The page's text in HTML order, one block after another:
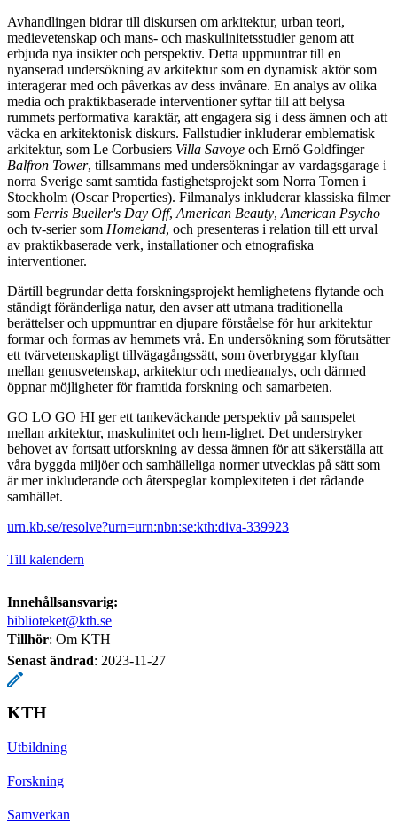
Avhandlingen bidrar till diskursen om arkitektur, urban teori,
medievetenskap och mans- och maskulinitetsstudier genom att
erbjuda nya insikter och perspektiv. Detta uppmuntrar till en
nyanserad undersökning av arkitektur som en dynamisk aktör som
interagerar med och påverkas av dess invånare. En analys av olika
media och praktikbaserade interventioner syftar till att belysa
rummets performativa karaktär, att engagera sig i dess ämnen och att
väcka en arkitektonisk diskurs. Fallstudier inkluderar emblematisk
arkitektur, som Le Corbusiers Villa Savoye och Ernő Goldfinger
Balfron Tower, tillsammans med undersökningar av vardagsgarage i
norra Sverige samt samtida fastighetsprojekt som Norra Tornen i
Stockholm (Oscar Properties). Filmanalys inkluderar klassiska filmer
som Ferris Bueller's Day Off, American Beauty, American Psycho
och tv-serier som Homeland, och presenteras i relation till ett urval
av praktikbaserade verk, installationer och etnografiska
interventioner.
Därtill begrundar detta forskningsprojekt hemlighetens flytande och
ständigt föränderliga natur, den avser att utmana traditionella
berättelser och uppmuntrar en djupare förståelse för hur arkitektur
formar och formas av hemmets vrå. En undersökning som förutsätter
ett tvärvetenskapligt tillvägagångssätt, som överbryggar klyftan
mellan genusvetenskap, arkitektur och medieanalys, och därmed
öppnar möjligheter för framtida forskning och samarbeten.
GO LO GO HI ger ett tankeväckande perspektiv på samspelet
mellan arkitektur, maskulinitet och hem-lighet. Det understryker
behovet av fortsatt utforskning av dessa ämnen för att säkerställa att
våra byggda miljöer och samhälleliga normer utvecklas på sätt som
är mer inkluderande och återspeglar komplexiteten i det rådande
samhället.
urn.kb.se/resolve?urn=urn:nbn:se:kth:diva-339923
Till kalendern
Innehållsansvarig:
biblioteket@kth.se
Tillhör: Om KTH
Senast ändrad: 2023-11-27
KTH
Utbildning
Forskning
Samverkan